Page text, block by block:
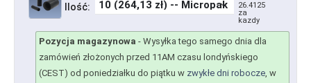
Ilość:
26.4125
za
kazdy
Pozycja magazynowa - Wysyłka tego samego dnia dla
zamówień złożonych przed 11AM czasu londyńskiego
(CEST) od poniedziałku do piątku w zwykłe dni robocze, w